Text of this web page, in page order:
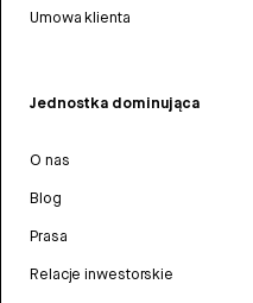
Umowa klienta
Jednostka dominująca
O nas
Blog
Prasa
Relacje inwestorskie